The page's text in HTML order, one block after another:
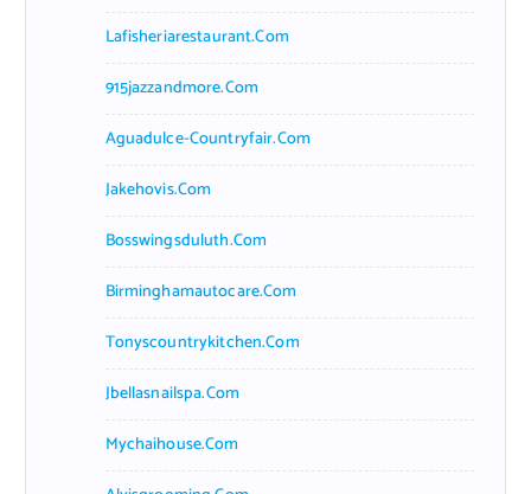
Lafisheriarestaurant.com
915jazzandmore.com
Aguadulce-Countryfair.com
Jakehovis.com
Bosswingsduluth.com
Birminghamautocare.com
Tonyscountrykitchen.com
Jbellasnailspa.com
Mychaihouse.com